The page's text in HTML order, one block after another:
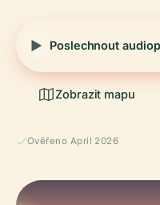
Poslechnout
Zobrazit mapu
Ověřeno April 2026